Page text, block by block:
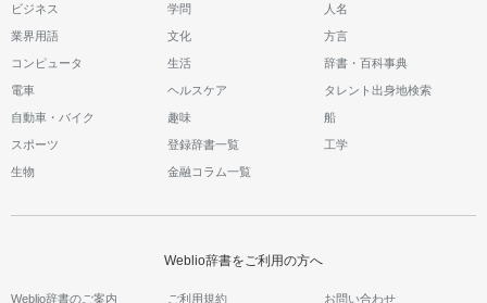
ビジネス 学問 人名
業界用語 文化 方言
コンピュータ 生活 辞書・百科事典
電車 ヘルスケア タレント出身地検索
自動車・バイク 趣味 船
スポーツ 登録辞書一覧 工学
生物 金融コラム一覧
Weblio辞書をご利用の方へ
Weblio辞書のご案内 ご利用規約 お問い合わせ